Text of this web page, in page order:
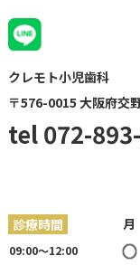
クレモト小児歯科
〒576-0015 大阪府交
tel 072-
診療時間 月
09:00〜12:00 ○